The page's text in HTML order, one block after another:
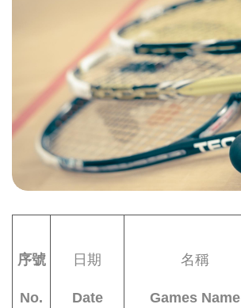
序號
No.
日期
Date
名稱
Games Name